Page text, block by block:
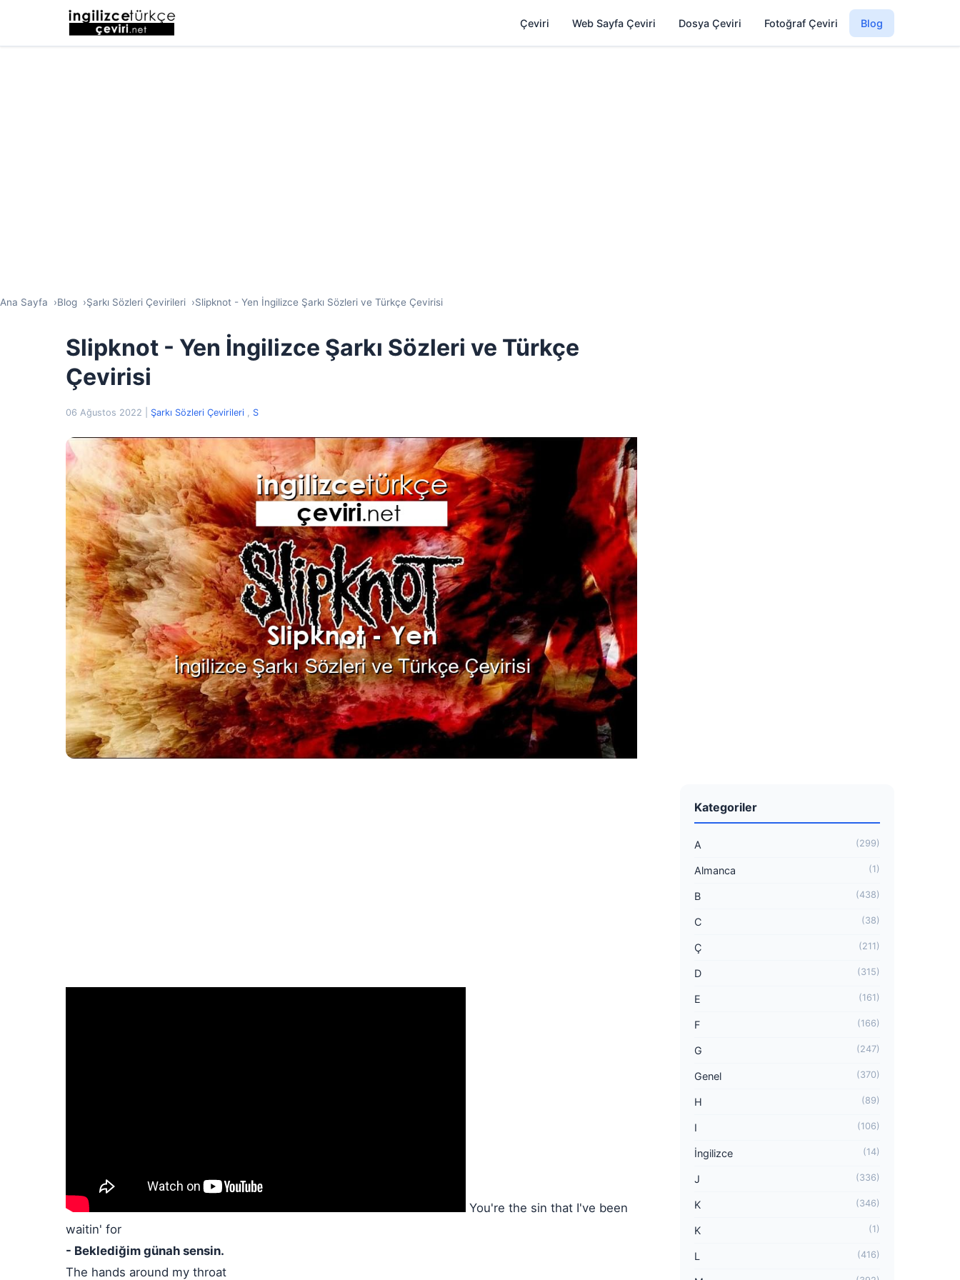
Çeviri Web Sayfa Çeviri Dosya Çeviri Fotoğraf Çeviri Blog
Ana Sayfa Blog Şarkı Sözleri Çevirileri Slipknot - Yen İngilizce Şarkı Sözleri ve Türkçe Çevirisi
Slipknot - Yen İngilizce Şarkı Sözleri ve Türkçe
Çevirisi
06 Ağustos 2022 Şarkı Sözleri Çevirileri , S
You're the sin that I've been
waitin' for
- Beklediğim günah sensin.
The hands around my throat
Kategoriler
A (299)
Almanca (1)
B (438)
C (38)
Ç (211)
D (315)
E (161)
F (166)
G (247)
Genel (370)
H (89)
I (106)
İngilizce (14)
J (336)
K (346)
K (1)
L (416)